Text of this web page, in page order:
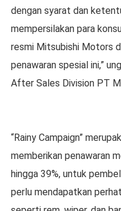
dengan syarat dan
mempersilakan para
resmi Mitsubishi Motors
penawaran spesial ini,”
After Sales Division PT
“Rainy Campaign”
memberikan penawaran
hingga 39%, untuk
perlu mendapatkan